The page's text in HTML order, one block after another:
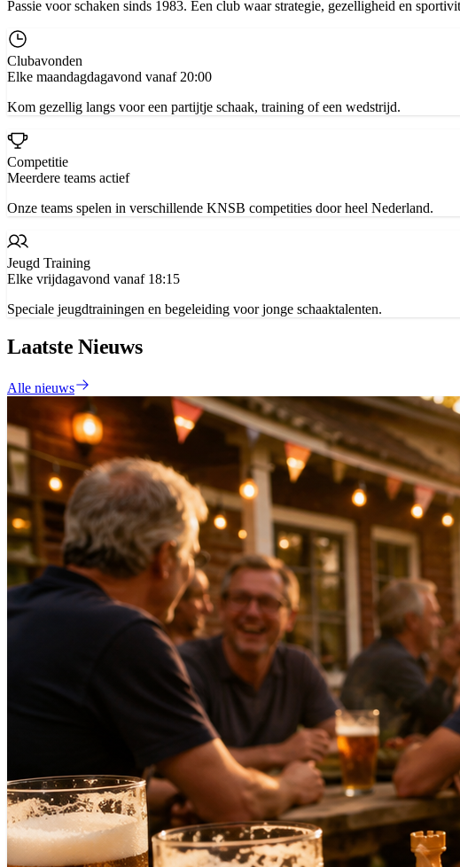
Passie voor schaken sinds 1983. Een club waar strategie, gezelligheid en
Clubavonden
Elke maandagdagavond vanaf 20:00
Kom gezellig langs voor een partijtje schaak, training of een wedstrijd.
Competitie
Meerdere teams actief
Onze teams spelen in verschillende KNSB competities door heel Nederland.
Jeugd Training
Elke vrijdagavond vanaf 18:15
Speciale jeugdtrainingen en begeleiding voor jonge schaaktalenten.
Laatste Nieuws
Alle nieuws